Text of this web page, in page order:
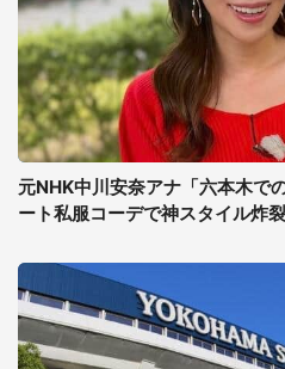
元NHK中川安奈アナ「六本木で
ート私服コーデで神スタイル炸